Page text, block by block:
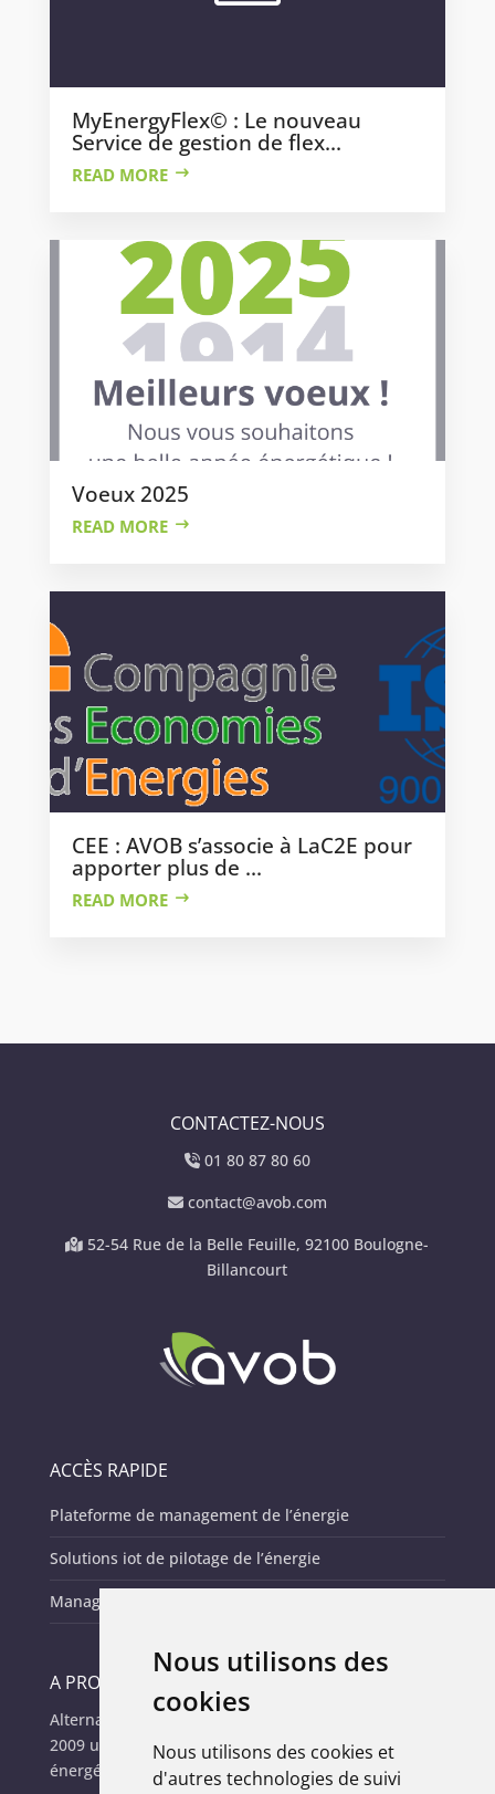
Nous utilisons des
cookies
Nous utilisons des cookies et
d'autres technologies de suivi
MyEnergyFlex© : Le nouveau
Service de gestion de flex...
READ MORE
Voeux 2025
READ MORE
CEE : AVOB s’associe à LaC2E pour
apporter plus de ...
READ MORE
CONTACTEZ-NOUS
01 80 87 80 60
contact@avob.com
52-54 Rue de la Belle Feuille, 92100 Boulogne-
Billancourt
ACCÈS RAPIDE
Plateforme de management de l’énergie
Solutions iot de pilotage de l’énergie
Management de l’énergie des parc it
A PROPOS
Alternative Vision Of Business (AVOB), c’est depuis
2009 une autre façon d’appréhender la gestion
énergétique.